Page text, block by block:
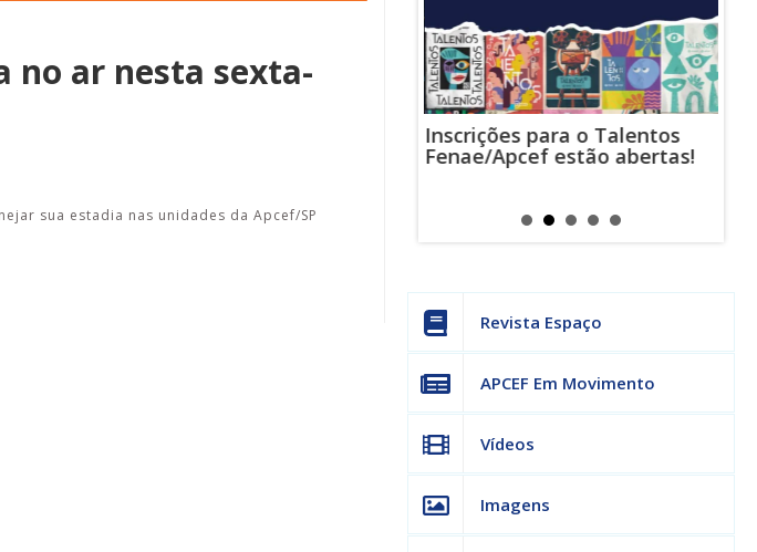
no ar nesta sexta-
sua estadia nas unidades da Apcef/SP
Inscrições para o Talentos
Fenae/Apcef estão abertas!
Revista Espaço
APCEF Em Movimento
Vídeos
Imagens